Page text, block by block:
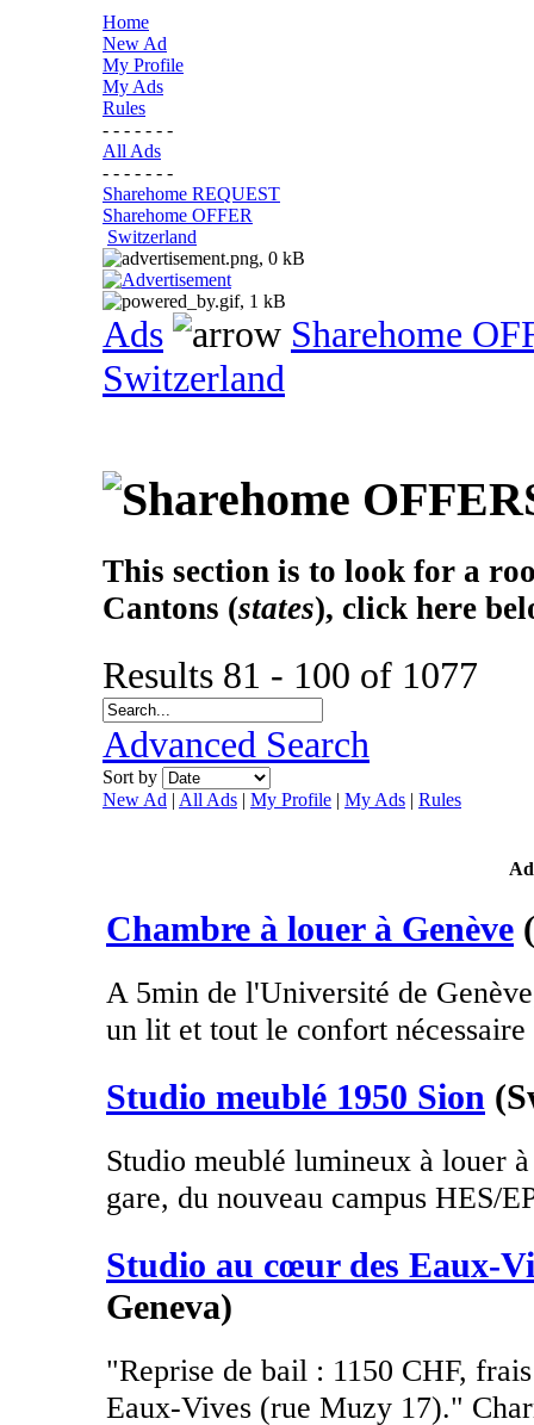
Home
New Ad
My Profile
My Ads
Rules
- - - - - - -
All Ads
- - - - - - -
Sharehome REQUEST
Sharehome OFFER
Switzerland
Ads
Sharehome
Switzerland
This section is to look for a
Cantons (states), click here
Results 81 - 100 of 1077
Advanced Search
Sort by
New Ad | All Ads | My Profile | My Ads | Rules
Ad
Chambre à louer à Genève
A 5min de l'Université de
un lit et tout le confort nécessaire
Studio meublé 1950 Sion
Studio meublé lumineux à louer
gare, du nouveau campus HES/
Studio au cœur des Eaux-
Geneva)
"Reprise de bail : 1150 CHF,
Eaux-Vives (rue Muzy 17)."